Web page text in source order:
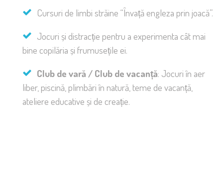
Cursuri de limbi străine “Învață engleza prin joacă”.
Jocuri și distracție pentru a experimenta cât mai
bine copilăria și frumusețile ei.
Club de vară / Club de vacanță: Jocuri în aer
liber, piscină, plimbări în natură, teme de vacanță,
ateliere educative și de creație.